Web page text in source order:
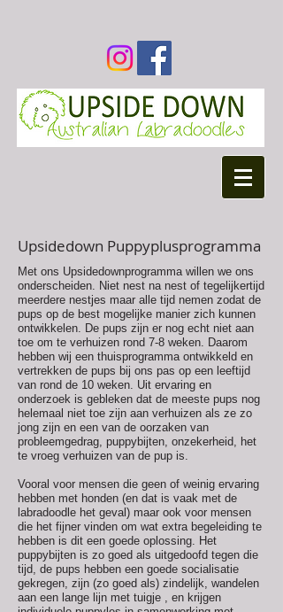
Upsidedown Puppyplusprogramma
Met ons Upsidedownprogramma willen we ons
onderscheiden. Niet nest na nest of tegelijkertijd
meerdere nestjes maar alle tijd nemen zodat de
pups op de best mogelijke manier zich kunnen
ontwikkelen. De pups zijn er nog echt niet aan
toe om te verhuizen rond 7-8 weken. Daarom
hebben wij een thuisprogramma ontwikkeld en
vertrekken de pups bij ons pas op een leeftijd
van rond de 10 weken. Uit ervaring en
onderzoek is gebleken dat de meeste pups nog
helemaal niet toe zijn aan verhuizen als ze zo
jong zijn en een van de oorzaken van
probleemgedrag, puppybijten, onzekerheid, het
te vroeg verhuizen van de pup is.
Vooral voor mensen die geen of weinig ervaring
hebben met honden (en dat is vaak met de
labradoodle het geval) maar ook voor mensen
die het fijner vinden om wat extra begeleiding te
hebben is dit een goede oplossing. Het
puppybijten is zo goed als uitgedoofd tegen die
tijd, de pups hebben een goede socialisatie
gekregen, zijn (zo goed als) zindelijk, wandelen
aan een lange lijn met tuigje , en krijgen